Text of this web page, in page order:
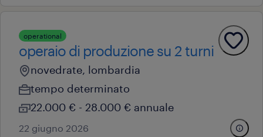
operational
operaio di produzione su 2 turni
novedrate, lombardia
tempo determinato
22.000 € - 28.000 € annuale
22 giugno 2026